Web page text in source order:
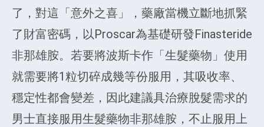
了，對這「意外之喜」，藥廠當機立斷地抓緊
了財富密碼，以Proscar為基礎研發Finasteride
非那雄胺。若要將波斯卡作「生髮藥物」使用
就需要將1粒切碎成幾等份服用，其吸收率、
穩定性都會變差，因此建議具治療脫髮需求的
男士直接服用生髮藥物非那雄胺，不止服用上